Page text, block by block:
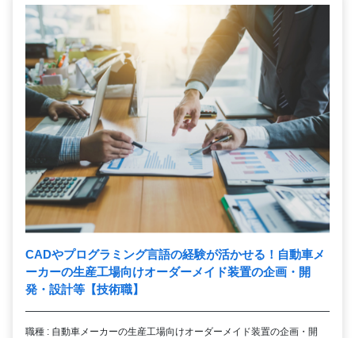
CADやプログラミング言語の経験が活かせる！自動車メ
ーカーの生産工場向けオーダーメイド装置の企画・開
発・設計等【技術職】
職種 : 自動車メーカーの生産工場向けオーダーメイド装置の企画・開